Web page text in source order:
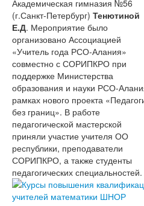
Академическая гимназия №56
(г.Санкт-Петербург) Тенютиной
Е.Д. Мероприятие было
организовано Ассоциацией
«Учитель года РСО-Алания»
совместно с СОРИПКРО при
поддержке Министерства
образования и науки РСО-
рамках нового проекта
без границ». В работе
педагогической мастерской
приняли участие учителя ОО
республики, преподаватели
СОРИПКРО, а также студенты
педагогических специальностей.